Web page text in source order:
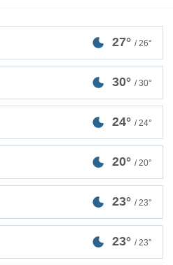
27° / 26°
30° / 30°
24° / 24°
20° / 20°
23° / 23°
23° / 23°